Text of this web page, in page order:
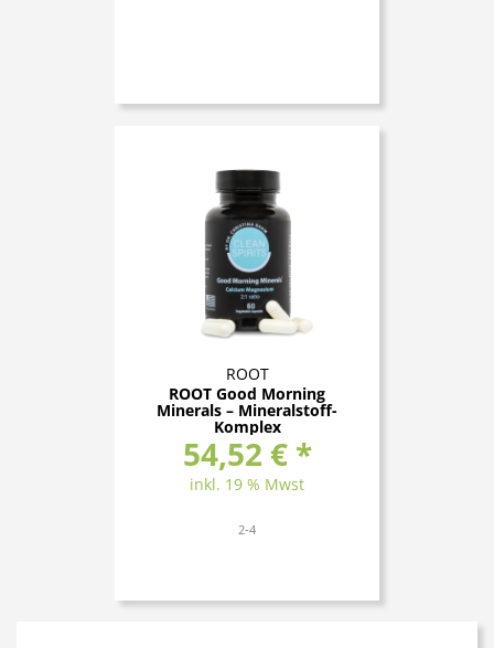
ROOT
ROOT Good Morning
Minerals – Mineralstoff-
Komplex
54,52 € *
inkl. 19 % Mwst
2-4